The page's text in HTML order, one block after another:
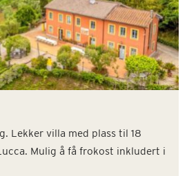
Lekker villa med plass til 18
Mulig å få frokost inkludert i